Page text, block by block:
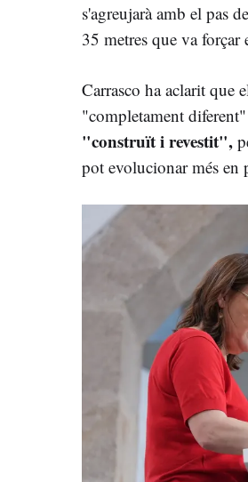
s'agreujarà amb el pas
35 metres que va
Carrasco ha aclarit que
"completament
"construït i revestit",
pot evolucionar més